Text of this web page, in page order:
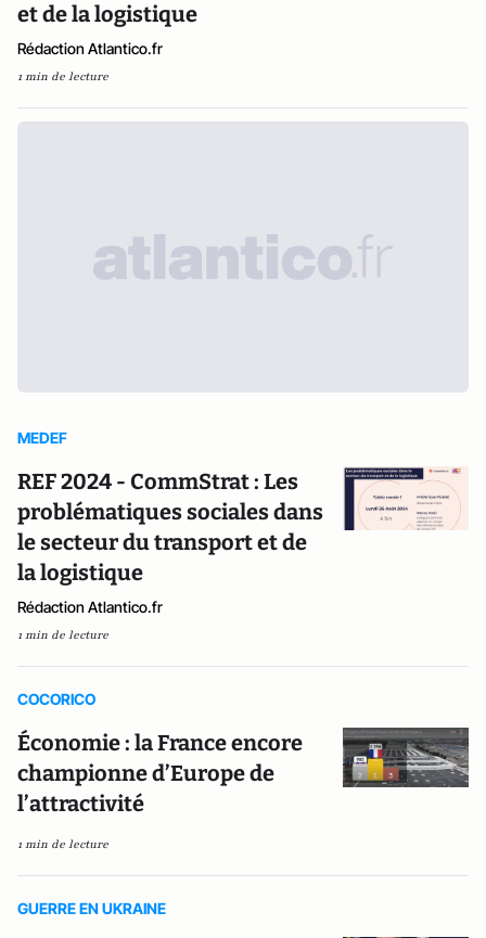
et de la logistique
Rédaction Atlantico.fr
1 min de lecture
MEDEF
REF 2024 - CommStrat : Les
problématiques sociales dans
le secteur du transport et de
la logistique
Rédaction Atlantico.fr
1 min de lecture
COCORICO
Économie : la France encore
championne d’Europe de
l’attractivité
1 min de lecture
GUERRE EN UKRAINE